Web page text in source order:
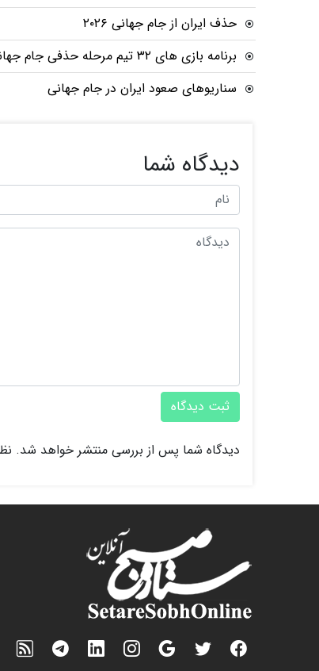
حذف ایران از جام جهانی ۲۰۲۶
برنامه بازی های ۳۲ تیم مرحله حذفی جام جهانی
سناریوهای صعود ایران در جام جهانی
دیدگاه شما
ثبت دیدگاه
دیدگاه شما پس از بررسی منتشر خواهد شد.